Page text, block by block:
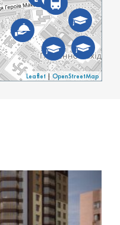
Leaflet |OpenStreetMap